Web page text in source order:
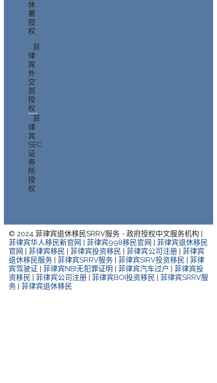
休
署
授
权
菲
律
宾
外
交
部
授
权
菲
律
宾
SEC
证
券
所
授
权
© 2024 菲律宾退休移民SRRV服务 - 政府授权中文服务机构 |
菲律宾华人移民新官网
菲律宾998移民官网
菲律宾退休移民
官网
菲律宾移民 菲律宾投资移民 菲律宾公司注册
菲律宾
退休移民服务
菲律宾SRRV服务 菲律宾SIRV投资移民
菲律
宾驾驶证
菲律宾NBI无犯罪证明 菲律宾汽车过户
菲律宾投
资移民
菲律宾公司注册 菲律宾BOI投资移民
菲律宾SRRV服
务
菲律宾退休移民